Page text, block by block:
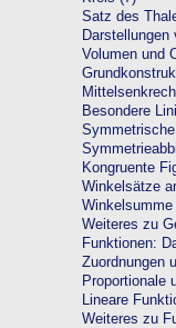
Satz des
Darstellungen
Volumen und
Besondere
Kongruente
Winkelsätze
Weiteres zu
Funktionen:
Zuordnungen
Proportionale
Lineare
Weiteres zu